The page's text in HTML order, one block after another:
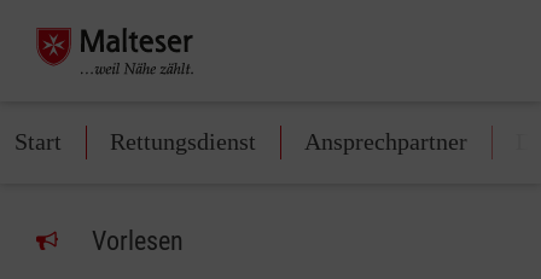
Start Rettungsdienst Ansprechpartner
Vorlesen